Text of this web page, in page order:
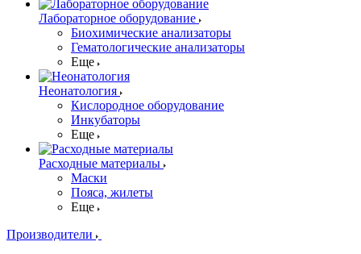
Лабораторное оборудование
Биохимические анализаторы
Гематологические анализаторы
Еще
Неонатология
Кислородное оборудование
Инкубаторы
Еще
Расходные материалы
Маски
Пояса, жилеты
Еще
Производители